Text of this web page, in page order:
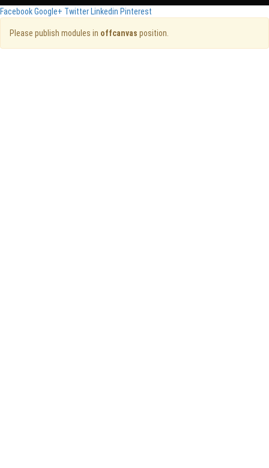
FacebookGoogle+ Twitter Linkedin Pinterest
Please publish modules in offcanvas position.